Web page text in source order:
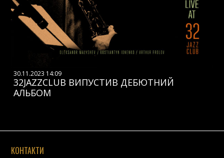
30.11.2023 14:09
32JAZZCLUB ВИПУСТИВ ДЕБЮТНИЙ
АЛЬБОМ
КОНТАКТИ